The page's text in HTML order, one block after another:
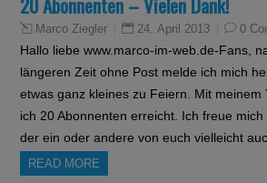
Marco Ziegler 24. April 2013 0
Hallo liebe www.marco-im-web.de-Fans,
längeren Zeit ohne Post melde ich mich
etwas ganz kleines zu Feiern. Mit meinem
ich 20 Abonnenten erreicht. Ich freue
der ein oder andere von euch vielleicht
READ MORE